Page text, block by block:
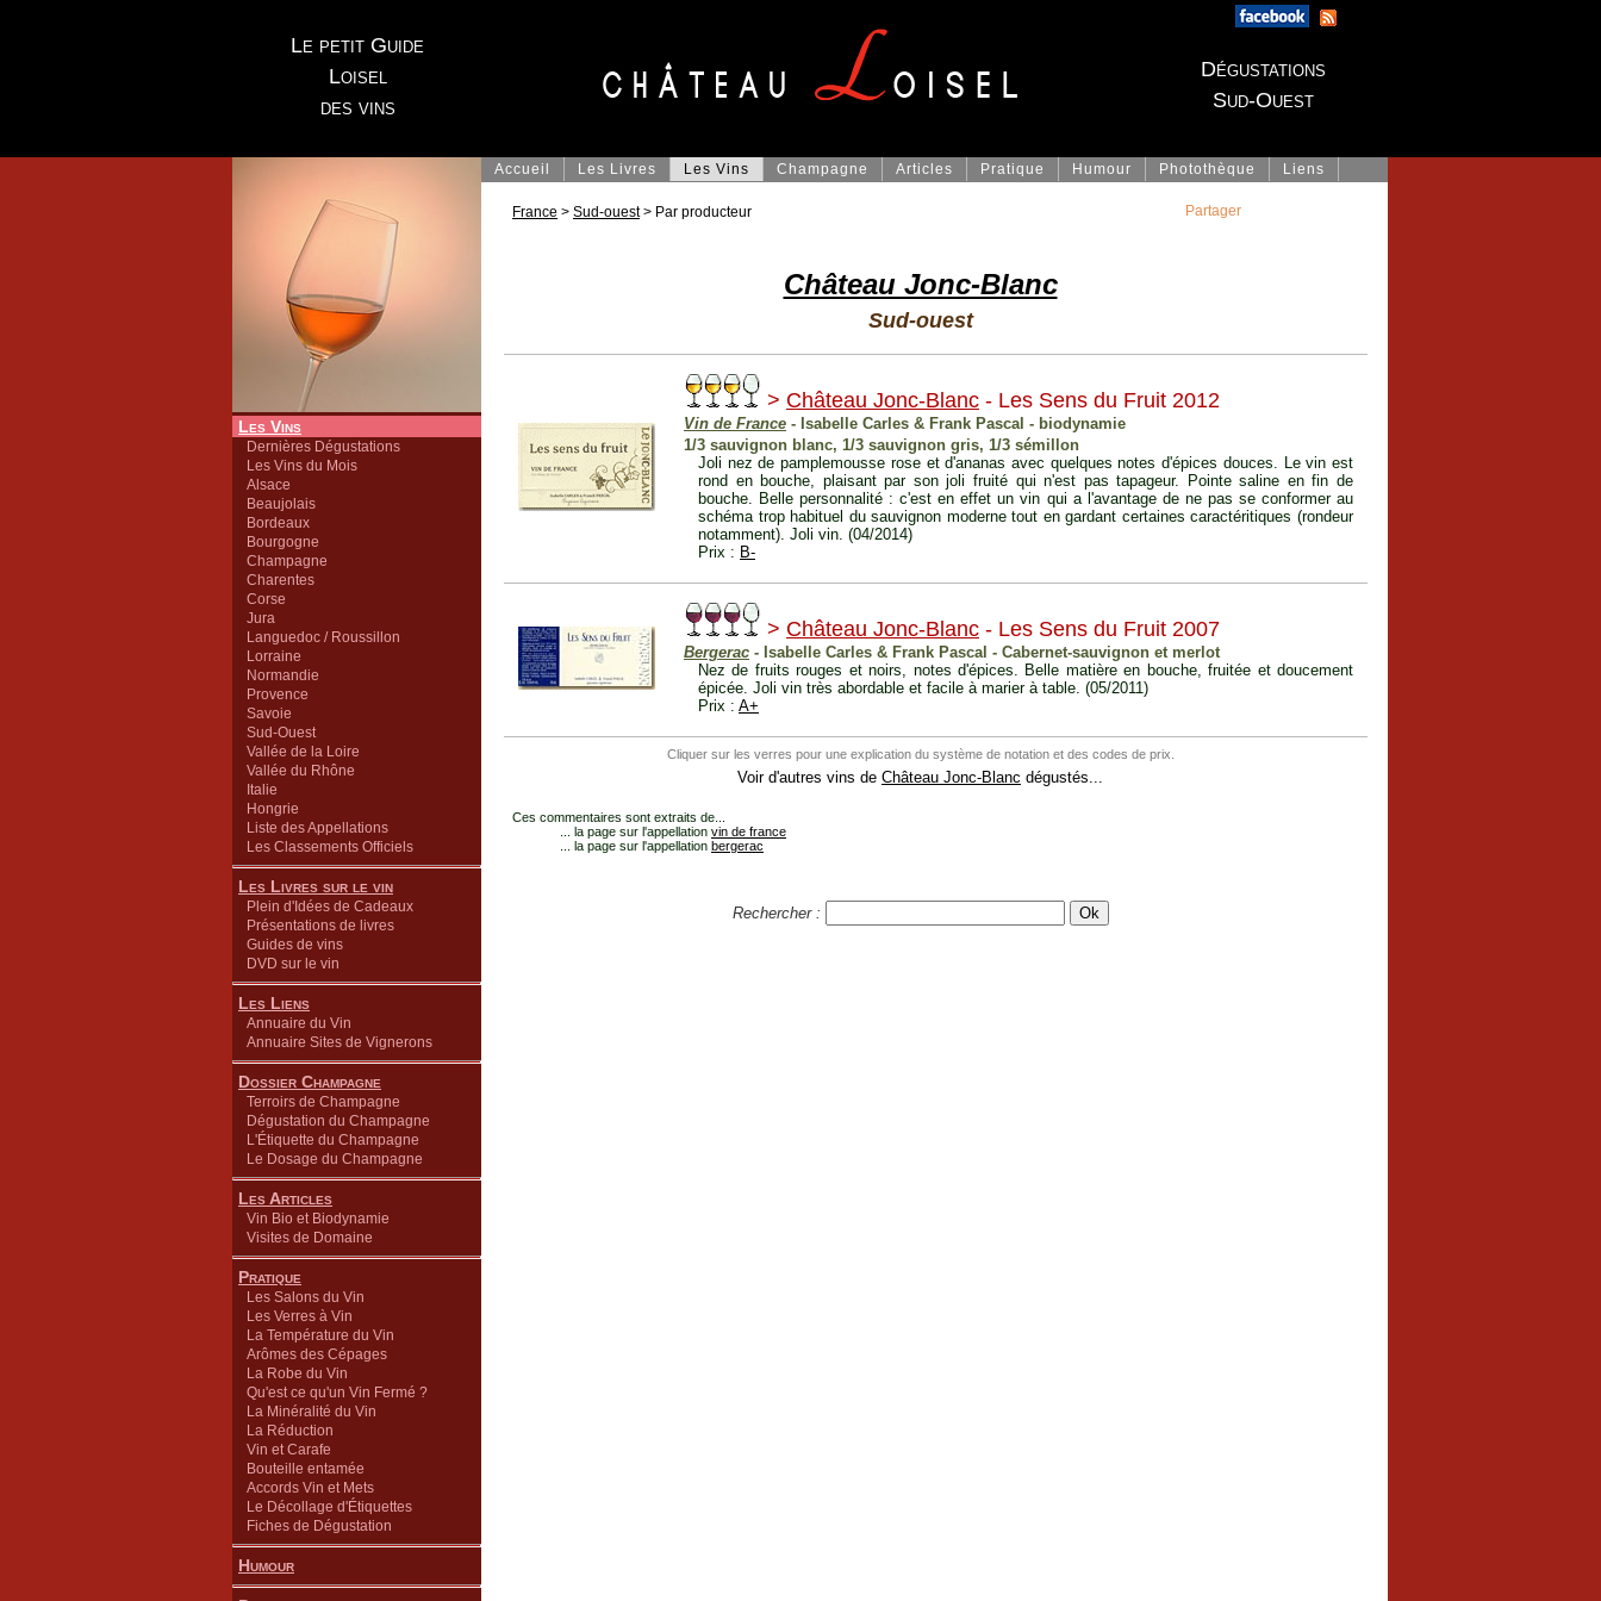
Le petit Guide
Loisel
des vins
Dégustations
Sud-Ouest
Les Vins
Dernières Dégustations
Les Vins du Mois
Alsace
Beaujolais
Bordeaux
Bourgogne
Champagne
Charentes
Corse
Jura
Languedoc / Roussillon
Lorraine
Normandie
Provence
Savoie
Sud-Ouest
Vallée de la Loire
Vallée du Rhône
Italie
Hongrie
Liste des Appellations
Les Classements Officiels
Les Livres sur le vin
Plein d'Idées de Cadeaux
Présentations de livres
Guides de vins
DVD sur le vin
Les Liens
Annuaire du Vin
Annuaire Sites de Vignerons
Dossier Champagne
Terroirs de Champagne
Dégustation du Champagne
L'Étiquette du Champagne
Le Dosage du Champagne
Les Articles
Vin Bio et Biodynamie
Visites de Domaine
Pratique
Les Salons du Vin
Les Verres à Vin
La Température du Vin
Arômes des Cépages
La Robe du Vin
Qu'est ce qu'un Vin Fermé ?
La Minéralité du Vin
La Réduction
Vin et Carafe
Bouteille entamée
Accords Vin et Mets
Le Décollage d'Étiquettes
Fiches de Dégustation
Humour
Accueil Les Livres Les Vins Champagne Articles Pratique Humour Photothèque Liens
France > Sud-ouest> Par producteur
Château Jonc-Blanc
Sud-ouest
> Château Jonc-Blanc - Les Sens du Fruit 2012
Vin de France - Isabelle Carles & Frank Pascal - biodynamie
1/3 sauvignon blanc, 1/3 sauvignon gris, 1/3 sémillon
Joli nez de pamplemousse rose et d'ananas avec quelques notes d'épices douces. Le vin est
rond en bouche, plaisant par son joli fruité qui n'est pas tapageur. Pointe saline en fin de
bouche. Belle personnalité : c'est en effet un vin qui a l'avantage de ne pas se conformer au
schéma trop habituel du sauvignon moderne tout en gardant certaines caractéritiques (rondeur
notamment). Joli vin. (04/2014)
Prix : B-
> Château Jonc-Blanc - Les Sens du Fruit 2007
Bergerac - Isabelle Carles & Frank Pascal - Cabernet-sauvignon et merlot
Nez de fruits rouges et noirs, notes d'épices. Belle matière en bouche, fruitée et doucement
épicée. Joli vin très abordable et facile à marier à table. (05/2011)
Prix : A+
Cliquer sur les verres pour une explication du système de notation et des codes de prix.
Voir d'autres vins de Château Jonc-Blanc dégustés...
Ces commentaires sont extraits de...
... la page sur l'appellation vin de france
... la page sur l'appellation bergerac
Rechercher :
Partager